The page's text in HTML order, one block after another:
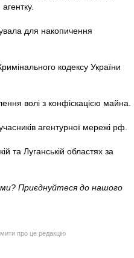
для накопичення
кодексу України
волі з конфіскацією майна.
агентурної мережі рф.
та Луганській областях за
Приєднуйтеся до нашого
про це редакцію